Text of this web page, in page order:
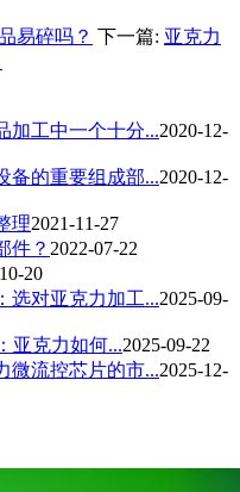
易碎吗？ 下一篇: 亚克力
加工中一个十分...2020-12-
备的重要组成部...2020-12-
理2021-11-27
件？ 2022-07-22
20
选对亚克力加工...2025-09-
亚克力如何...2025-09-22
微流控芯片的市...2025-12-